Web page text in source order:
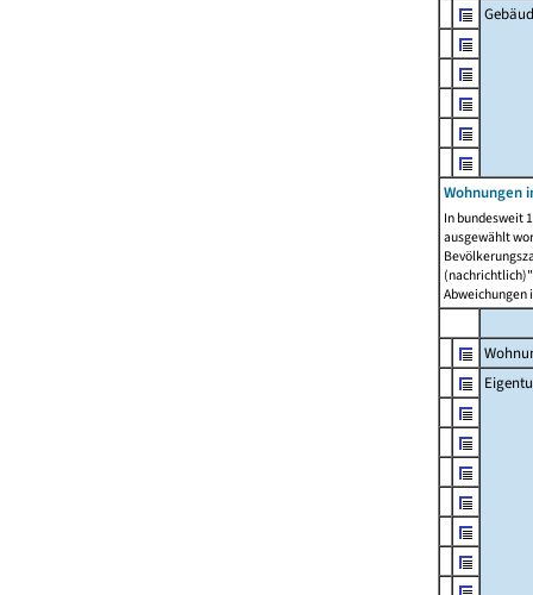
Wohnungen
In bundesweit
ausgewählt
Abweichungen